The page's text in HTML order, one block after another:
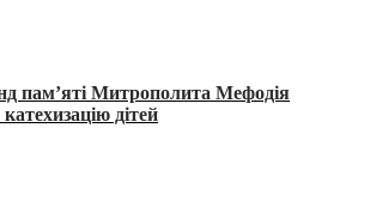
пам’яті Митрополита Мефодія
дітей